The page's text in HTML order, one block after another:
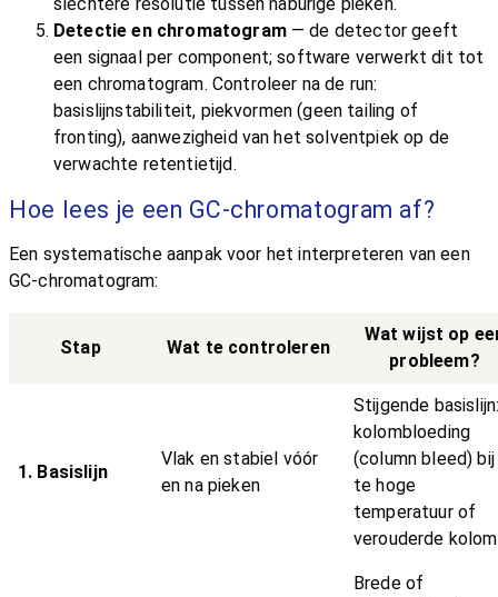
Detectie en chromatogram— de detector geeft
een signaal per component; software verwerkt dit tot
een chromatogram. Controleer na de run:
basislijnstabiliteit, piekvormen (geen tailing of
fronting), aanwezigheid van het solventpiek op de
verwachte retentietijd.
Hoe lees je een GC-chromatogram af?
Een systematische aanpak voor het interpreteren van een
GC-chromatogram:
Stap Wat te controleren
Wat wijst op
probleem?
1. Basislijn
Vlak en stabiel vóór
en na pieken
Stijgende
kolombloeding
(column bleed) bij
te hoge
temperatuur of
verouderde kolom
Brede of